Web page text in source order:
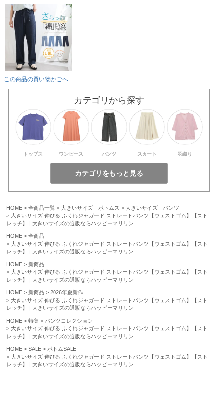
この商品の買い物かごへ
カテゴリから探す
トップス ワンピース パンツ スカート 羽織り
HOME 全商品一覧 大きいサイズ ボトムス
大きいサイズ パンツ
大きいサイズ 伸びる ふくれジャガード ストレートパンツ【ウェストゴム】【スト
レッチ】 | 大きいサイズの通販ならハッピーマリリン
HOME
全商品
大きいサイズ 伸びる ふくれジャガード ストレートパンツ【ウェストゴム】【スト
レッチ】 | 大きいサイズの通販ならハッピーマリリン
HOME
新商品
大きいサイズ 伸びる ふくれジャガード ストレートパンツ【ウェストゴム】【スト
レッチ】 | 大きいサイズの通販ならハッピーマリリン
HOME 新商品
2026年夏新作
大きいサイズ 伸びる ふくれジャガード ストレートパンツ【ウェストゴム】【スト
レッチ】 | 大きいサイズの通販ならハッピーマリリン
HOME 特集
パンツコレクション
大きいサイズ 伸びる ふくれジャガード ストレートパンツ【ウェストゴム】【スト
レッチ】 | 大きいサイズの通販ならハッピーマリリン
HOME SALE
ボトムSALE
大きいサイズ 伸びる ふくれジャガード ストレートパンツ【ウェストゴム】【スト
レッチ】 | 大きいサイズの通販ならハッピーマリリン